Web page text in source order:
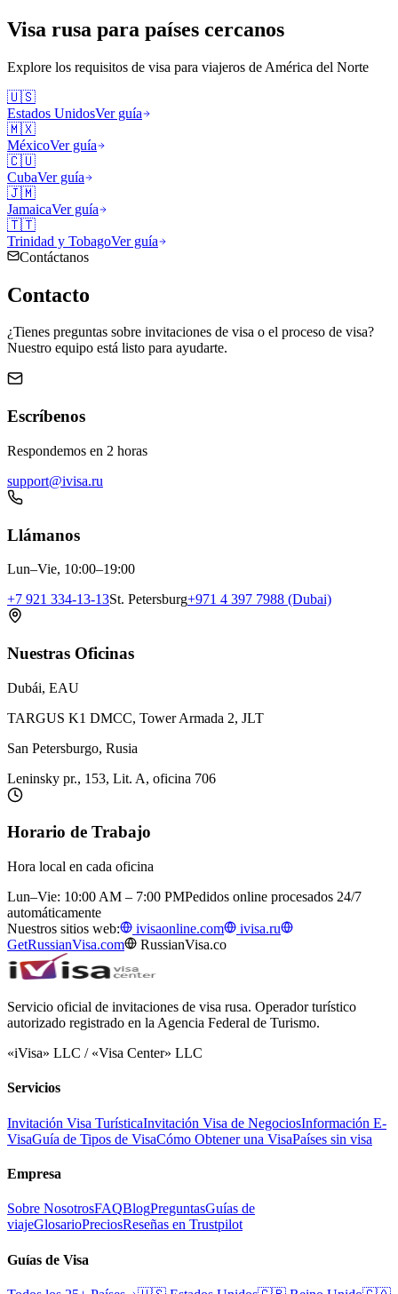
Visa rusa para países cercanos
Explore los requisitos de visa para viajeros de América del Norte
🇺🇸
Estados UnidosVer guía
🇲🇽
MéxicoVer guía
🇨🇺
CubaVer guía
🇯🇲
JamaicaVer guía
🇹🇹
Trinidad y TobagoVer guía
Contáctanos
Contacto
¿Tienes preguntas sobre invitaciones de visa o el proceso de visa?
Nuestro equipo está listo para ayudarte.
Escríbenos
Respondemos en 2 horas
support@ivisa.ru
Llámanos
Lun–Vie, 10:00–19:00
+7 921 334-13-13St. Petersburg+971 4 397 7988 (Dubai)
Nuestras Oficinas
Dubái, EAU
TARGUS K1 DMCC, Tower Armada 2, JLT
San Petersburgo, Rusia
Leninsky pr., 153, Lit. A, oficina 706
Horario de Trabajo
Hora local en cada oficina
Lun–Vie: 10:00 AM – 7:00 PMPedidos online procesados 24/7
automáticamente
Nuestros sitios web:
ivisaonline.com
ivisa.ru
GetRussianVisa.com
RussianVisa.co
Servicio oficial de invitaciones de visa rusa. Operador turístico
autorizado registrado en la Agencia Federal de Turismo.
«iVisa» LLC / «Visa Center» LLC
Servicios
Invitación Visa TurísticaInvitación Visa de NegociosInformación E-
VisaGuía de Tipos de VisaCómo Obtener una VisaPaíses sin visa
Empresa
Sobre NosotrosFAQBlogPreguntasGuías de
viajeGlosarioPreciosReseñas en Trustpilot
Guías de Visa